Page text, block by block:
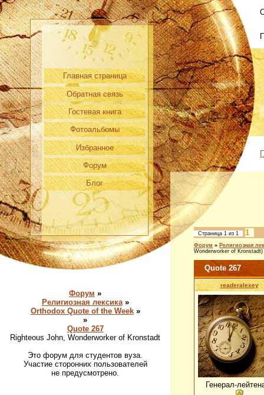
Главная страница
Обратная связь
Гостевая книга
Фотоальбомы
Избранное
Форум
Блог
Форум »
Религиозная лексика»
Orthodox Quote of the Week»
»
Quote 267
Righteous John, Wonderworker of Kronstadt
Это форум для студентов вуза.
Участие сторонних пользователей
не предусмотрено.
Страница 1 из 1 1
Форум » Религиозная
Wonderworker of Kronstadt)
Quote 267
readeralexey
Генерал-